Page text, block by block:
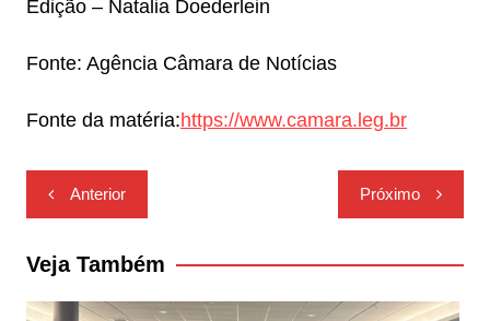
Edição – Natalia Doederlein
Fonte: Agência Câmara de Notícias
Fonte da matéria:https://www.camara.leg.br
Navegação
de
Post
Anterior Próximo
Veja Também